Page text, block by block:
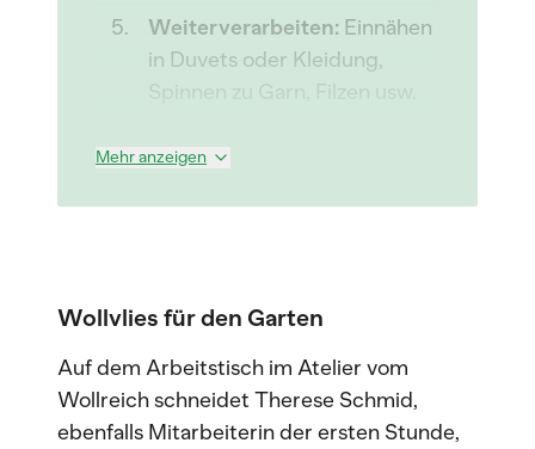
Weiterverarbeiten: Einnähen
in Duvets oder Kleidung,
Spinnen zu Garn, Filzen usw.
Mehr anzeigen
Wollvlies für den Garten
Auf dem Arbeitstisch im Atelier vom
Wollreich schneidet Therese Schmid,
ebenfalls Mitarbeiterin der ersten Stunde,